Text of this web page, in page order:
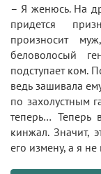
– Я женюсь. На
придется
произносит
беловолосый
подступает ком.
ведь зашивала
по захолустным
теперь… Теперь
кинжал. Значит,
его измену, а я